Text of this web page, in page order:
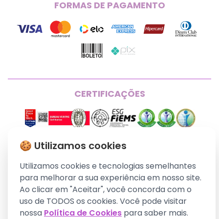
Blog Homeopet
Lista de Desejos
Política de Cookies
Política de Qualidade
Trocas e Devoluções
FORMAS DE PAGAMENTO
CERTIFICAÇÕES
© 2026 Homeopet. Todos os direitos reservados. CMR
LTDA MATRIZ 54.345.860/0001-96.
Desenvolvido por:
🍪 Utilizamos cookies
Utilizamos cookies e tecnologias semelhantes
para melhorar a sua experiência em nosso site.
Ao clicar em "Aceitar", você concorda com o
uso de TODOS os cookies. Você pode visitar
nossa Política de Cookies para saber mais.